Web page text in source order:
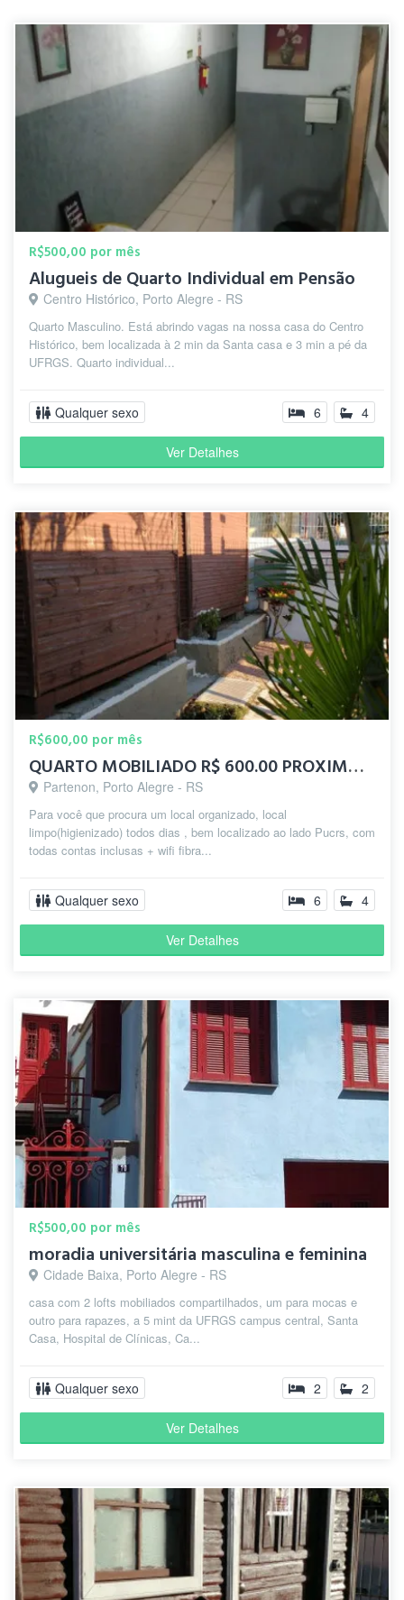
R$500,00 por mês
Alugueis de Quarto Individual em Pensão
Centro Histórico, Porto Alegre - RS
Quarto Masculino. Está abrindo vagas na nossa casa do Centro
Histórico, bem localizada à 2 min da Santa casa e 3 min a pé da
UFRGS. Quarto individual...
Qualquer sexo 6 4
Ver Detalhes
R$600,00 por mês
QUARTO MOBILIADO R$ 600.00 PROXIMO UFRGS,UERGS ,ACISP..
Partenon, Porto Alegre - RS
Para você que procura um local organizado, local
limpo(higienizado) todos dias , bem localizado ao lado Pucrs, com
todas contas inclusas + wifi fibra...
Qualquer sexo 6 4
Ver Detalhes
R$500,00 por mês
moradia universitária masculina e feminina
Cidade Baixa, Porto Alegre - RS
casa com 2 lofts mobiliados compartilhados, um para mocas e
outro para rapazes, a 5 mint da UFRGS campus central, Santa
Casa, Hospital de Clínicas, Ca...
Qualquer sexo 2 2
Ver Detalhes